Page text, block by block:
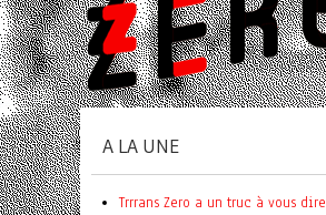
A LA UNE
Trrrans Zero a un truc à vous dire